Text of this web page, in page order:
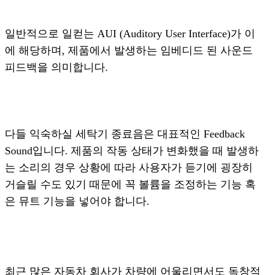
일반적으로 일컫는 AUI (Auditory User Interface)가 이
에 해당하며, 제품에서 발생하는 임베디드 된 사운드
피드백을 의미합니다.
다들 익숙하실 세탁기 종료음은 대표적인 Feedback
Sound입니다. 제품의 작동 상태가 변화했을 때 발생하
는 소리의 경우 상황에 따라 사용자가 듣기에 굉장히
거슬릴 수도 있기 때문에 꼭 볼륨을 조정하는 기능 혹
은 뮤트 기능을 넣어야 합니다.
최근 많은 자동차 회사가 차량에 어울리면서도 독창적